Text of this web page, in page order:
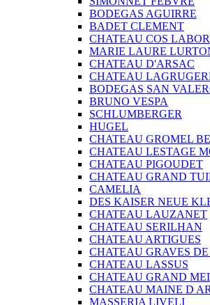
BODEGAS AGUIRRE
BADET CLEMENT
CHATEAU COS
MARIE LAURE
CHATEAU D'ARSAC
CHATEAU
BODEGAS SAN
BRUNO VESPA
SCHLUMBERGER
HUGEL
CHATEAU GROMEL
CHATEAU LESTAGE
CHATEAU PIGOUDET
CHATEAU GRAND
CAMELIA
DES KAISER NEUE
CHATEAU LAUZANET
CHATEAU SERILHAN
CHATEAU ARTIGUES
CHATEAU GRAVES
CHATEAU LASSUS
CHATEAU GRAND
CHATEAU MAINE D
MASSERIA LIVELI